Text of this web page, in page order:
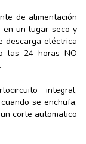
de alimentación
en un lugar seco y
descarga eléctrica
las 24 horas NO
.
integral,
se enchufa,
corte automatico